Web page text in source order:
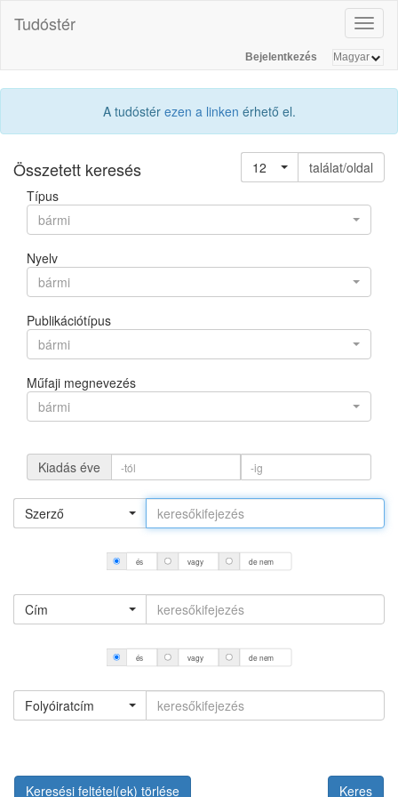
Tudóstér
Bejelentkezés
A tudóstér ezen a linken érhető el.
Összetett keresés 12
találat/oldal
Típus
bármi
Nyelv
bármi
Publikációtípus
bármi
Műfaji megnevezés
bármi
Kiadás éve
Szerző
és vagy de nem
Cím
és vagy de nem
Folyóiratcím
Keresési feltétel(ek) törlése